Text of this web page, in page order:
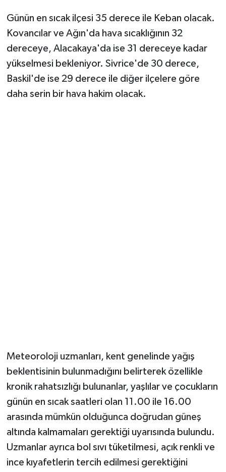
Günün en sıcak ilçesi 35 derece ile Keban olacak.
Kovancılar ve Ağın'da hava sıcaklığının 32
dereceye, Alacakaya'da ise 31 dereceye kadar
yükselmesi bekleniyor. Sivrice'de 30 derece,
Baskil'de ise 29 derece ile diğer ilçelere göre
daha serin bir hava hakim olacak.
Meteoroloji uzmanları, kent genelinde yağış
beklentisinin bulunmadığını belirterek özellikle
kronik rahatsızlığı bulunanlar, yaşlılar ve çocukların
günün en sıcak saatleri olan 11.00 ile 16.00
arasında mümkün olduğunca doğrudan güneş
altında kalmamaları gerektiği uyarısında bulundu.
Uzmanlar ayrıca bol sıvı tüketilmesi, açık renkli ve
ince kıyafetlerin tercih edilmesi gerektiğini